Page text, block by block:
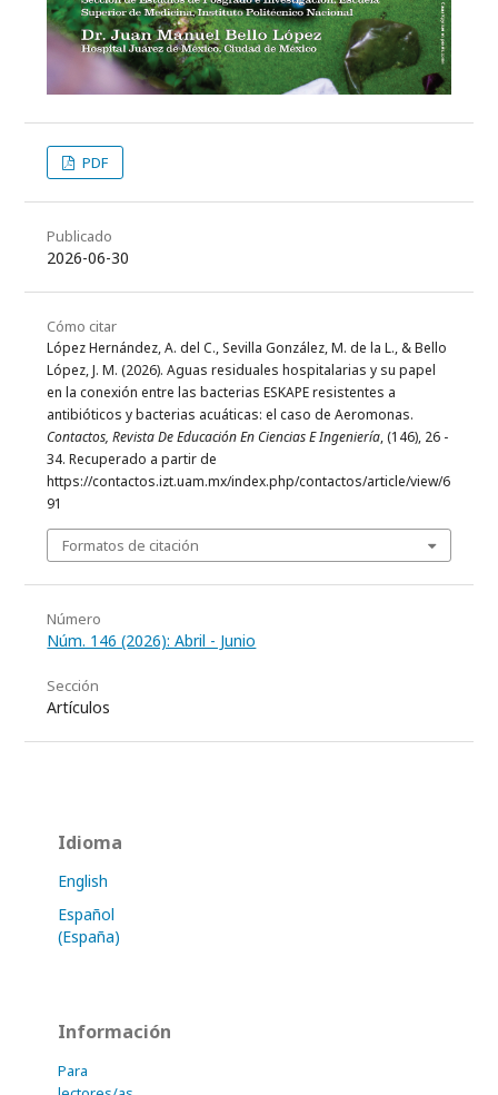
PDF
Publicado
2026-06-30
Cómo citar
López Hernández, A. del C., Sevilla González, M. de la L., & Bello
López, J. M. (2026). Aguas residuales hospitalarias y su papel
en la conexión entre las bacterias ESKAPE resistentes a
antibióticos y bacterias acuáticas: el caso de Aeromonas.
Contactos, Revista De Educación En Ciencias E Ingeniería, (146), 26 -
34. Recuperado a partir de
https://contactos.izt.uam.mx/index.php/contactos/article/view/6
91
Formatos de citación
Número
Núm. 146 (2026): Abril - Junio
Sección
Artículos
Idioma
English
Español
(España)
Información
Para